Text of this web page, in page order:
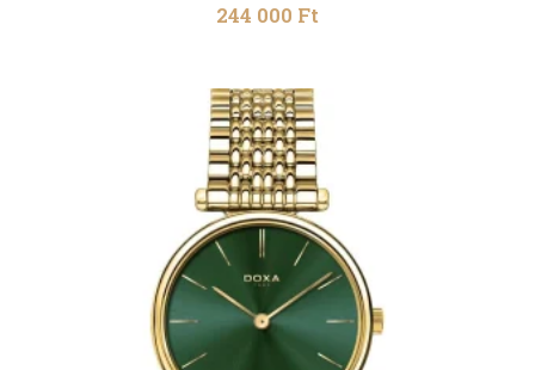
244 000 Ft